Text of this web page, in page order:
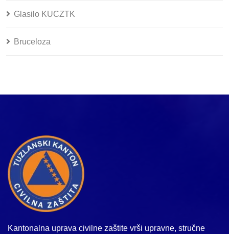
Glasilo KUCZTK
Bruceloza
Kantonalna uprava civilne zaštite vrši upravne, stručne